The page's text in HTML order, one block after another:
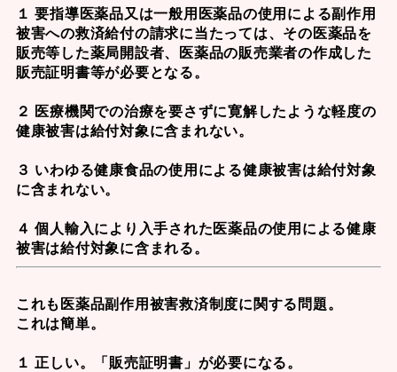
１ 要指導医薬品又は一般用医薬品の使用による副作用
被害への救済給付の請求に当たっては、その医薬品を
販売等した薬局開設者、医薬品の販売業者の作成した
販売証明書等が必要となる。
２ 医療機関での治療を要さずに寛解したような軽度の
健康被害は給付対象に含まれない。
３ いわゆる健康食品の使用による健康被害は給付対象
に含まれない。
４ 個人輸入により入手された医薬品の使用による健康
被害は給付対象に含まれる。
これも医薬品副作用被害救済制度に関する問題。
これは簡単。
１ 正しい。「販売証明書」が必要になる。